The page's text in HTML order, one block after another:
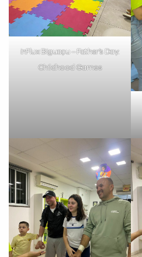
inFlux Biguaçu – Father’s Day:
Childhood Games